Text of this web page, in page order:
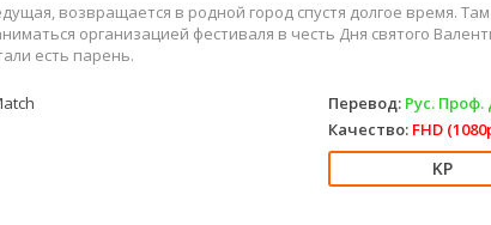
возвращается в родной город спустя долгое время.
организацией фестиваля в честь Дня святого
есть парень.
Перевод: Рус. Проф.
Качество: FHD